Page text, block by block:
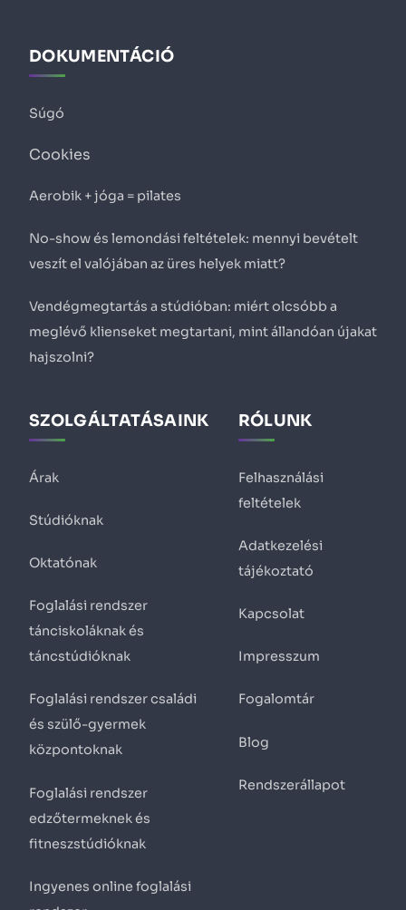
DOKUMENTÁCIÓ
Súgó
Cookies
Aerobik + jóga = pilates
No-show és lemondási feltételek: mennyi bevételt
veszít el valójában az üres helyek miatt?
Vendégmegtartás a stúdióban: miért olcsóbb a
meglévő klienseket megtartani, mint állandóan újakat
hajszolni?
SZOLGÁLTATÁSAINK
Árak
Stúdióknak
Oktatónak
Foglalási rendszer
tánciskoláknak és
táncstúdióknak
Foglalási rendszer családi
és szülő-gyermek
központoknak
Foglalási rendszer
edzőtermeknek és
fitneszstúdióknak
Ingyenes online foglalási
RÓLUNK
Felhasználási
feltételek
Adatkezelési
tájékoztató
Kapcsolat
Impresszum
Fogalomtár
Blog
Rendszerállapot